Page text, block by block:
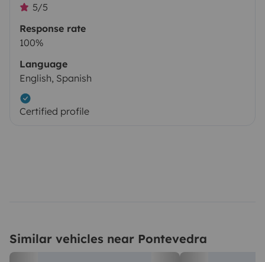
5/5
Response rate
100%
Language
English, Spanish
Certified profile
Similar vehicles near Pontevedra